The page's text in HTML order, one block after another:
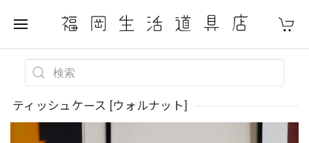
ティッシュケース [ウォルナット]